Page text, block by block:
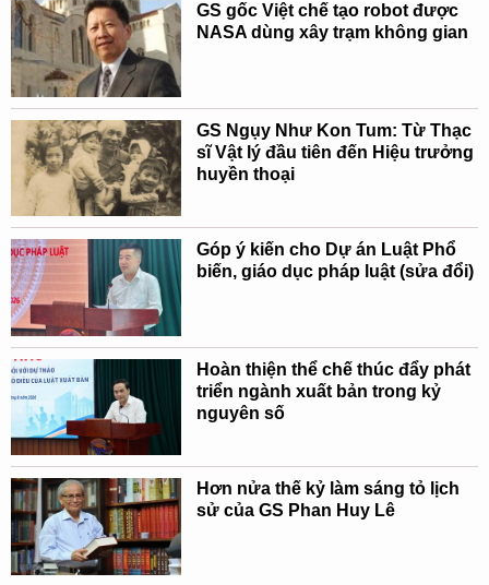
GS gốc Việt chế tạo robot được
NASA dùng xây trạm không gian
GS Ngụy Như Kon Tum: Từ Thạc
sĩ Vật lý đầu tiên đến Hiệu trưởng
huyền thoại
Góp ý kiến cho Dự án Luật Phổ
biến, giáo dục pháp luật (sửa đổi)
Hoàn thiện thể chế thúc đẩy phát
triển ngành xuất bản trong kỷ
nguyên số
Hơn nửa thế kỷ làm sáng tỏ lịch
sử của GS Phan Huy Lê